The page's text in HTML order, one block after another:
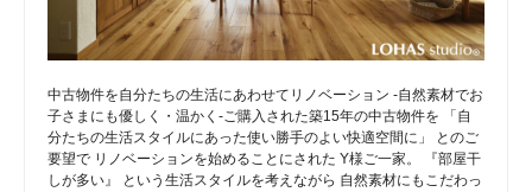
中古物件を自分たちの生活にあわせてリノベーション -自然素材でお
子さまにも優しく・温かく-ご購入された築15年の中古物件を 「自
分たちの生活スタイルにあった使い勝手のよい快適空間に」 とのご
要望で リノベーションを始めることにされた Y様ご一家。 『部屋干
しが多い』 という生活スタイルを考えながら 自然素材にもこだわっ